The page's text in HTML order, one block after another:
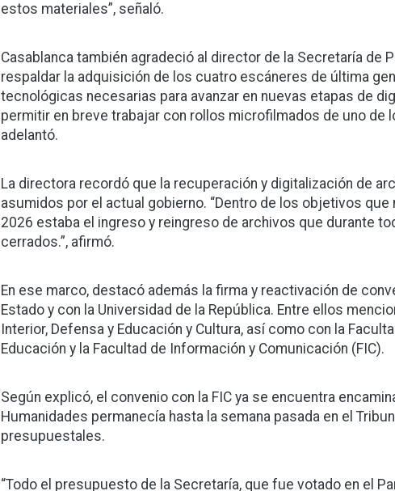
estos materiales”, señaló.
Casablanca también agradeció al director de la Secretaría de
respaldar la adquisición de los cuatro escáneres de última
tecnológicas necesarias para avanzar en nuevas etapas de
permitir en breve trabajar con rollos microfilmados de uno de
adelantó.
La directora recordó que la recuperación y digitalización de
asumidos por el actual gobierno. “Dentro de los objetivos
2026 estaba el ingreso y reingreso de archivos que durante
cerrados.”, afirmó.
En ese marco, destacó además la firma y reactivación de
Estado y con la Universidad de la República. Entre ellos
Interior, Defensa y Educación y Cultura, así como con la
Educación y la Facultad de Información y Comunicación (FIC).
Según explicó, el convenio con la FIC ya se encuentra
Humanidades permanecía hasta la semana pasada en el
presupuestales.
“Todo el presupuesto de la Secretaría, que fue votado en el